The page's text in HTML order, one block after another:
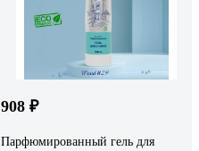
908 ₽
Парфюмированный гель для